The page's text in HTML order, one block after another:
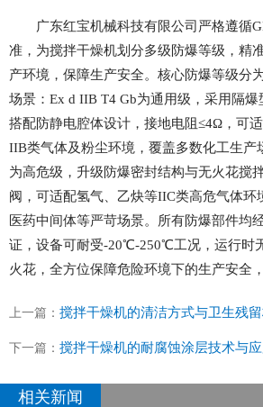
广东红宝机械科技有限公司严格遵循
准，为搅拌干燥机划分多级防爆等级，精
产环境，保障生产安全。核心防爆等级分
场景：Ex d IIB T4 Gb为通用级，采用隔爆
搭配防静电腔体设计，接地电阻≤4Ω，可
IIB类气体及粉尘环境，覆盖多数化工生产
为高危级，升级防爆密封结构与无火花搅
阀，可适配氢气、乙炔等IIC类高危气体环
医药中间体等严苛场景。所有防爆部件均
证，设备可耐受-20℃-250℃工况，运行时
火花，全方位保障危险环境下的生产安全
上一篇： 搅拌干燥机的清洁方式与卫生残
下一篇： 搅拌干燥机的耐腐蚀涂层技术与
相关新闻